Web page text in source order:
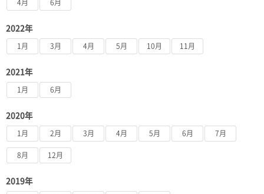
4月 6月
2022年
1月 3月 4月 5月 10月 11月
2021年
1月 6月
2020年
1月 2月 3月 4月 5月 6月 7月
8月 12月
2019年